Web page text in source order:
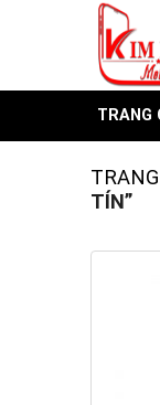
TRANG
TÍN”